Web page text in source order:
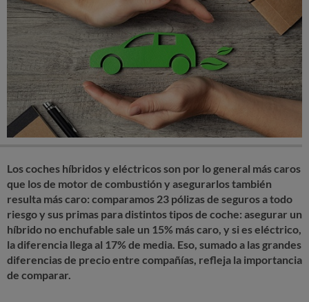
Los coches híbridos y eléctricos son por lo general más caros
que los de motor de combustión y asegurarlos también
resulta más caro: comparamos 23 pólizas de seguros a todo
riesgo y sus primas para distintos tipos de coche: asegurar un
híbrido no enchufable sale un 15% más caro, y si es eléctrico,
la diferencia llega al 17% de media. Eso, sumado a las grandes
diferencias de precio entre compañías, refleja la importancia
de comparar.